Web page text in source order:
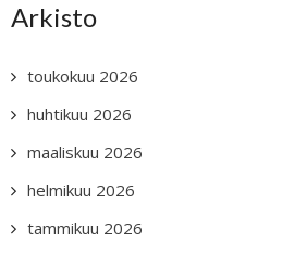
Arkisto
toukokuu 2026
huhtikuu 2026
maaliskuu 2026
helmikuu 2026
tammikuu 2026